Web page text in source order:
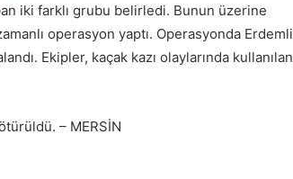
iki farklı grubu belirledi. Bunun üzerine
operasyon yaptı. Operasyonda Erdemli
Ekipler, kaçak kazı olaylarında kullanılan
– MERSİN